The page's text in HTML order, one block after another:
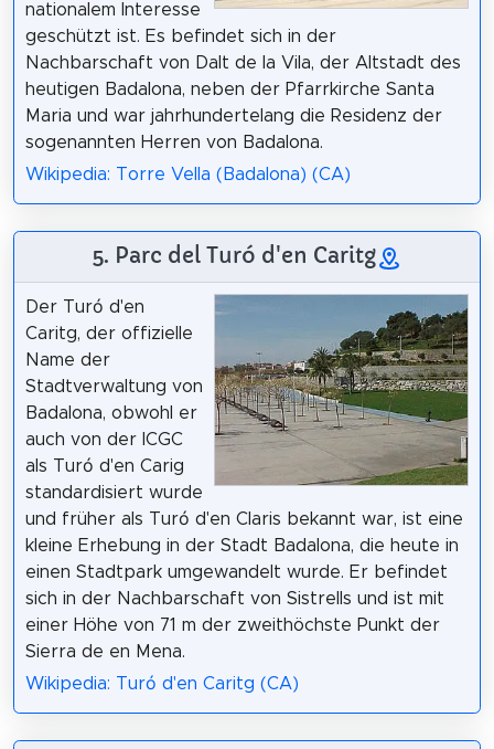
nationalem Interesse
geschützt ist. Es befindet sich in der
Nachbarschaft von Dalt de la Vila, der Altstadt des
heutigen Badalona, neben der Pfarrkirche Santa
Maria und war jahrhundertelang die Residenz der
sogenannten Herren von Badalona.
Wikipedia: Torre Vella (Badalona) (CA)
5. Parc del Turó d'en Caritg
Der Turó d'en
Caritg, der offizielle
Name der
Stadtverwaltung von
Badalona, obwohl er
auch von der ICGC
als Turó d'en Carig
standardisiert wurde
und früher als Turó d'en Claris bekannt war, ist eine
kleine Erhebung in der Stadt Badalona, die heute in
einen Stadtpark umgewandelt wurde. Er befindet
sich in der Nachbarschaft von Sistrells und ist mit
einer Höhe von 71 m der zweithöchste Punkt der
Sierra de en Mena.
Wikipedia: Turó d'en Caritg (CA)